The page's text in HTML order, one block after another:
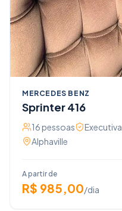
MERCEDES BENZ
Sprinter 416
16pessoas
Executiva
Alphaville
A partir de
R$ 985,00/dia